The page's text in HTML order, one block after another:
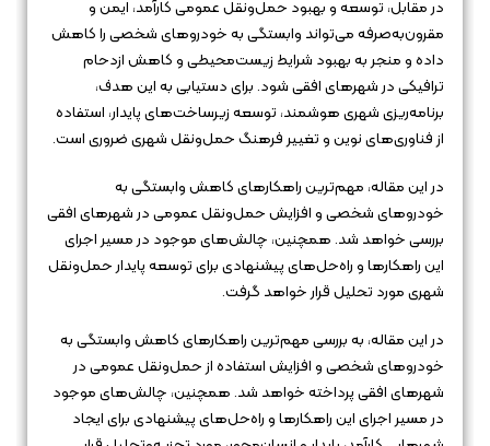
در مقابل، توسعه و بهبود حمل‌ونقل عمومی کارآمد، ایمن و
مقرون‌به‌صرفه می‌تواند وابستگی به خودروهای شخصی را کاهش
داده و منجر به بهبود شرایط زیست‌محیطی و کاهش ازدحام
ترافیکی در شهرهای افقی شود. برای دستیابی به این هدف،
برنامه‌ریزی شهری هوشمند، توسعه زیرساخت‌های پایدار، استفاده
از فناوری‌های نوین و تغییر فرهنگ حمل‌ونقل شهری ضروری است.
در این مقاله، مهم‌ترین راهکارهای کاهش وابستگی به
خودروهای شخصی و افزایش حمل‌ونقل عمومی در شهرهای افقی
بررسی خواهد شد. همچنین، چالش‌های موجود در مسیر اجرای
این راهکارها و راه‌حل‌های پیشنهادی برای توسعه پایدار حمل‌ونقل
شهری مورد تحلیل قرار خواهد گرفت.
در این مقاله، به بررسی مهم‌ترین راهکارهای کاهش وابستگی به
خودروهای شخصی و افزایش استفاده از حمل‌ونقل عمومی در
شهرهای افقی پرداخته خواهد شد. همچنین، چالش‌های موجود
در مسیر اجرای این راهکارها و راه‌حل‌های پیشنهادی برای ایجاد